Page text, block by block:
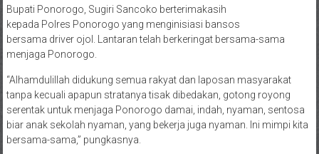
Bupati Ponorogo, Sugiri Sancoko berterimakasih
kepada Polres Ponorogo yang menginisiasi bansos
bersama driver ojol. Lantaran telah berkeringat bersama-sama
menjaga Ponorogo.
“Alhamdulillah didukung semua rakyat dan laposan masyarakat
tanpa kecuali apapun stratanya tisak dibedakan, gotong royong
serentak untuk menjaga Ponorogo damai, indah, nyaman, sentosa
biar anak sekolah nyaman, yang bekerja juga nyaman. Ini mimpi kita
bersama-sama,” pungkasnya.